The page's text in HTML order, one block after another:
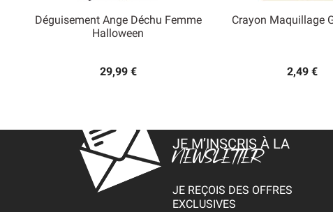
Déguisement Ange Déchu Femme
Halloween
29,99 €
Aperçu rapide
Crayon Maquillage
2,49 €
JE M’INSCRIS À LA
NEWSLETTER
JE REÇOIS DES OFFRES
EXCLUSIVES